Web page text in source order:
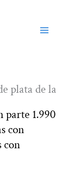
plata de la
parte 1.990
con
con